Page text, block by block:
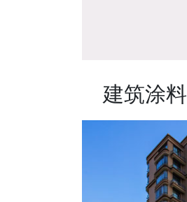
建筑涂料